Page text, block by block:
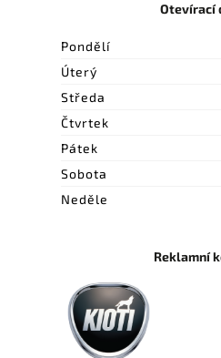
Otevírací
Pondělí
Úterý
Středa
Čtvrtek
Pátek
Sobota
Neděle
Reklamní